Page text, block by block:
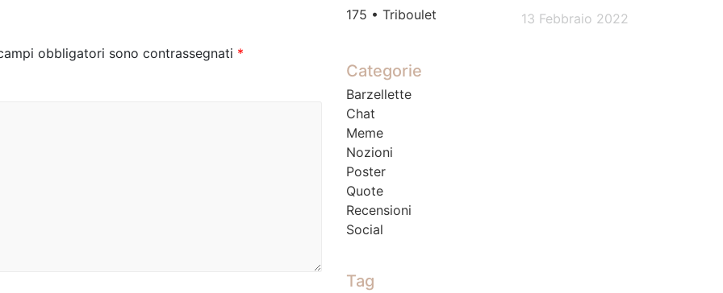
obbligatori sono contrassegnati *
175 • Triboulet 13 Febbraio 2022
Categorie
Barzellette
Chat
Meme
Nozioni
Poster
Quote
Recensioni
Social
Tag